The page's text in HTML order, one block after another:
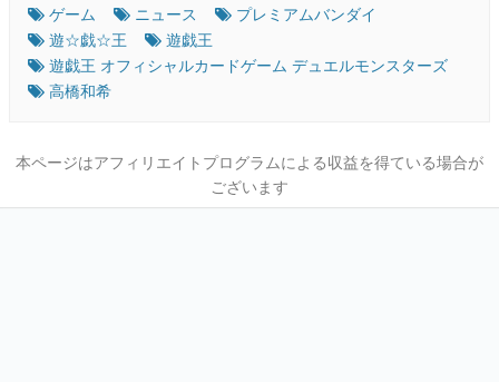
ゲーム
ニュース
プレミアムバンダイ
遊☆戯☆王
遊戯王
遊戯王 オフィシャルカードゲーム デュエルモンスターズ
高橋和希
本ページはアフィリエイトプログラムによる収益を得ている場合が
ございます